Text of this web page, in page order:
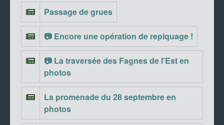
Passage de grues
📷 Encore une opération de repiquage !
📷 La traversée des Fagnes de l’Est en
photos
La promenade du 28 septembre en
photos